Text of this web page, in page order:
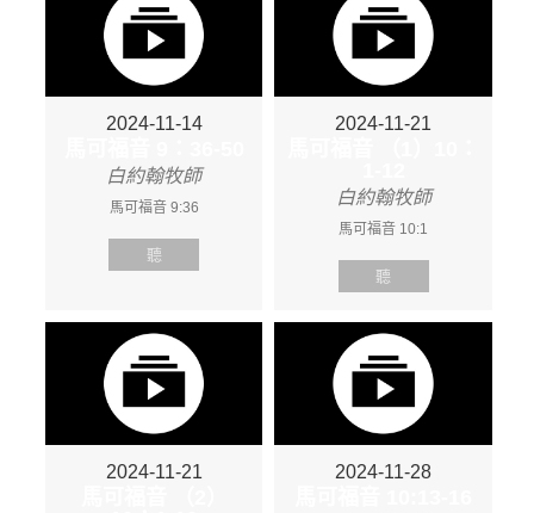
2024-11-14
白約翰牧師
馬可福音 9:36
聽
2024-11-21
白約翰牧師
馬可福音 10:1
聽
2024-11-21 2024-11-28